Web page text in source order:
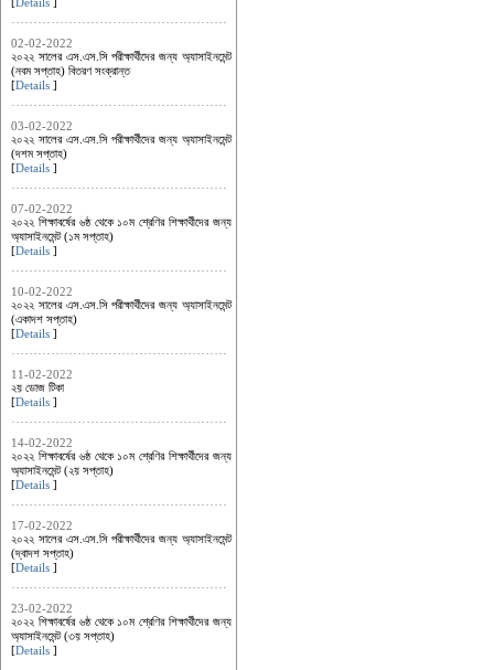
02-02-2022
২০২২ সালের এস.এস.সি পরীক্ষার্থীদের জন্য অ্যাসাইনমেন্ট
(নবম সপ্তাহ) বিতরণ সংক্রান্ত
[Details ]
03-02-2022
২০২২ সালের এস.এস.সি পরীক্ষার্থীদের জন্য অ্যাসাইনমেন্ট
(দশম সপ্তাহ)
[Details ]
07-02-2022
২০২২ শিক্ষাবর্ষের ৬ষ্ঠ থেকে ১০ম শ্রেণির শিক্ষার্থীদের জন্য
অ্যাসাইনমেন্ট (১ম সপ্তাহ)
[Details ]
10-02-2022
২০২২ সালের এস.এস.সি পরীক্ষার্থীদের জন্য অ্যাসাইনমেন্ট
(একাদশ সপ্তাহ)
[Details ]
11-02-2022
২য় ডোজ টিকা
[Details ]
14-02-2022
২০২২ শিক্ষাবর্ষের ৬ষ্ঠ থেকে ১০ম শ্রেণির শিক্ষার্থীদের জন্য
অ্যাসাইনমেন্ট (২য় সপ্তাহ)
[Details ]
17-02-2022
২০২২ সালের এস.এস.সি পরীক্ষার্থীদের জন্য অ্যাসাইনমেন্ট
(দ্বাদশ সপ্তাহ)
[Details ]
23-02-2022
২০২২ শিক্ষাবর্ষের ৬ষ্ঠ থেকে ১০ম শ্রেণির শিক্ষার্থীদের জন্য
অ্যাসাইনমেন্ট (৩য় সপ্তাহ)
[Details ]